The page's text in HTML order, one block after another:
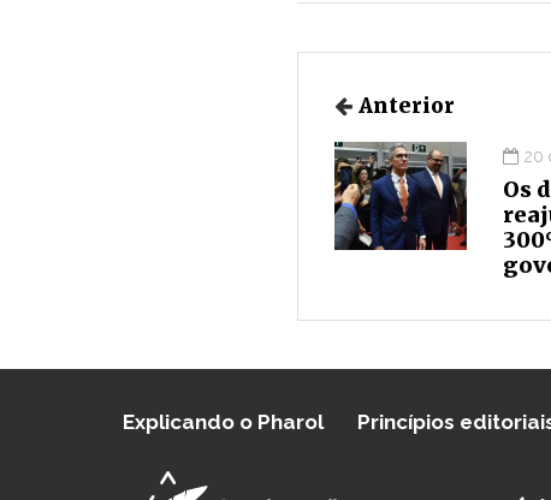
Anterior
20
Os
Explicando o Pharol Princípios